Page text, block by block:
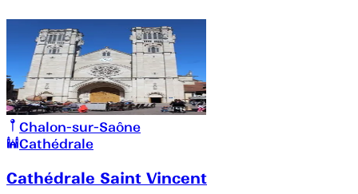
Chalon-sur-Saône
Cathédrale
Cathédrale Saint Vincent